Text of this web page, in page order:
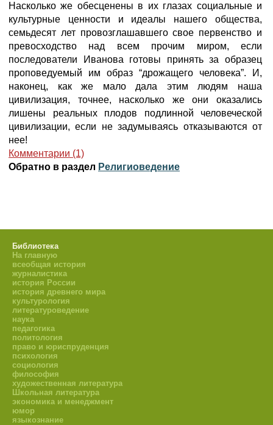
Насколько же обесценены в их глазах социальные и
культурные ценности и идеалы нашего общества,
семьдесят лет провозглашавшего свое первенство и
превосходство над всем прочим миром, если
последователи Иванова готовы принять за образец
проповедуемый им образ “дрожащего человека”. И,
наконец, как же мало дала этим людям наша
цивилизация, точнее, насколько же они оказались
лишены реальных плодов подлинной человеческой
цивилизации, если не задумываясь отказываются от
нее!
Комментарии (1)
Обратно в раздел Религиоведение
Библиотека
На главную
всеобщая история
журналистика
история России
история древнего мира
культурология
литературоведение
наука
педагогика
политология
право и юриспруденция
психология
социология
философия
художественная литература
Школьная литература
экономика и менеджмент
юмор
языкознание